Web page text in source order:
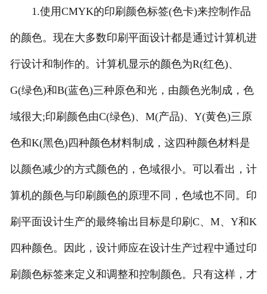
1.使用CMYK的印刷颜色标签(色卡)来控制作品
的颜色。现在大多数印刷平面设计都是通过计算机进
行设计和制作的。计算机显示的颜色为R(红色)、
G(绿色)和B(蓝色)三种原色和光，由颜色光制成，色
域很大;印刷颜色由C(绿色)、M(产品)、Y(黄色)三原
色和K(黑色)四种颜色材料制成，这四种颜色材料是
以颜色减少的方式颜色的，色域很小。可以看出，计
算机的颜色与印刷颜色的原理不同，色域也不同。印
刷平面设计生产的最终输出目标是印刷C、M、Y和K
四种颜色。因此，设计师应在设计生产过程中通过印
刷颜色标签来定义和调整和控制颜色。只有这样，才